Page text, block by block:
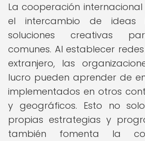
La cooperación
el intercambio de ideas
soluciones creativas
comunes. Al establecer
extranjero, las
lucro pueden aprender de
implementados en otros
y geográficos. Esto no
propias estrategias y
también fomenta la